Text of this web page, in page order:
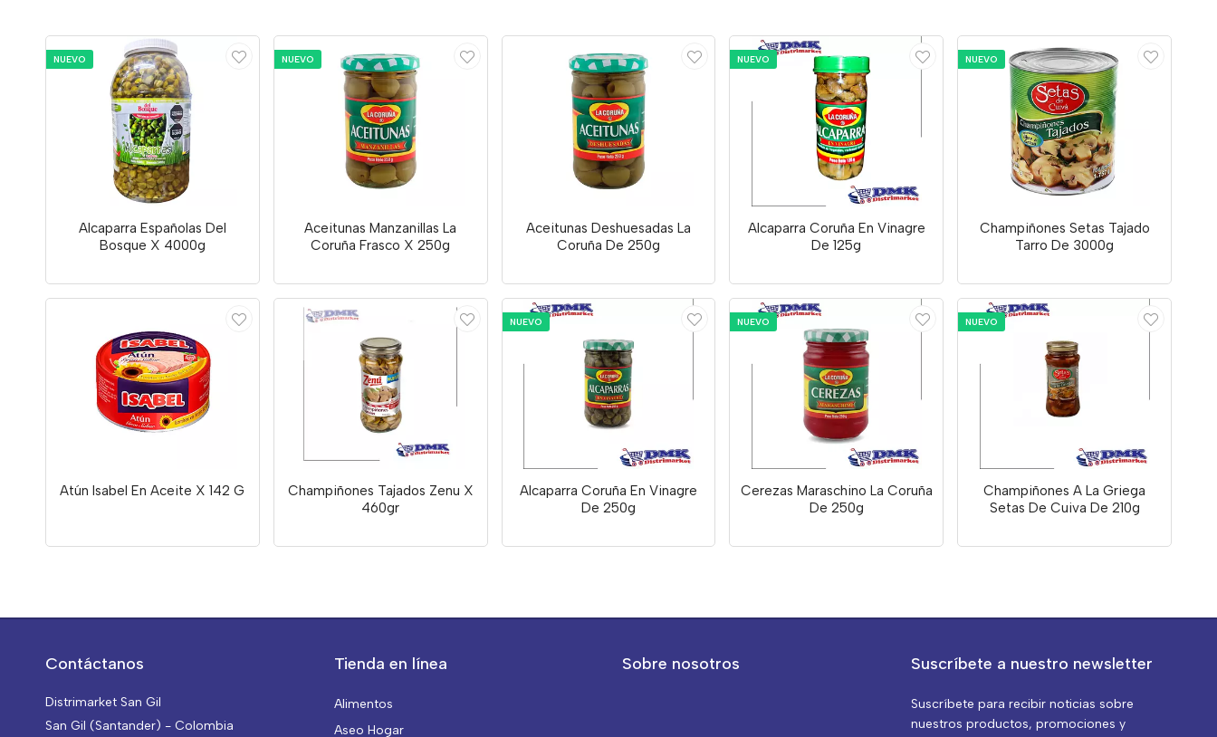
NUEVO
Alcaparra Españolas Del
Bosque X 4000g
NUEVO
Aceitunas Manzanillas La
Coruña Frasco X 250g
Aceitunas Deshuesadas La
Coruña De 250g
NUEVO
Alcaparra Coruña En Vinagre
De 125g
NUEVO
Champiñones Setas Tajado
Tarro De 3000g
Atún Isabel En Aceite X 142 G
Champiñones Tajados Zenu X
460gr
NUEVO
Alcaparra Coruña En Vinagre
De 250g
NUEVO
Cerezas Maraschino La Coruña
De 250g
NUEVO
Champiñones A La Griega
Setas De Cuiva De 210g
Contáctanos
Distrimarket San Gil
San Gil (Santander) - Colombia
Tienda en línea
Alimentos
Aseo Hogar
Sobre nosotros Suscríbete a nuestro newsletter
Suscríbete para recibir noticias sobre
nuestros productos, promociones y